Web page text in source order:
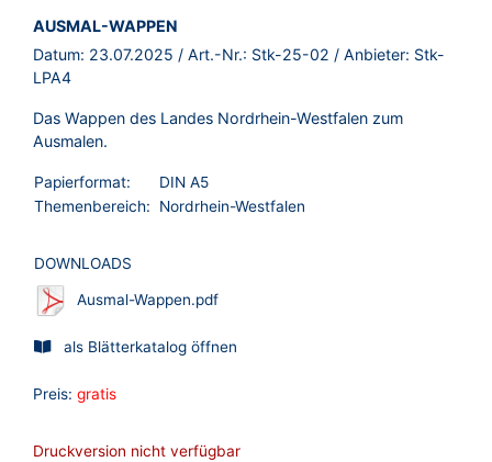
BROSCHÜRE:
AUSMAL-WAPPEN
Datum: 23.07.2025 / Art.-Nr.: Stk-25-02 / Anbieter: Stk-
LPA4
Das Wappen des Landes Nordrhein-Westfalen zum
Ausmalen.
Papierformat:
DIN A5
Themenbereich:
Nordrhein-Westfalen
DOWNLOADS
Ausmal-Wappen.pdf
als Blätterkatalog öffnen
Preis: gratis
Druckversion nicht verfügbar